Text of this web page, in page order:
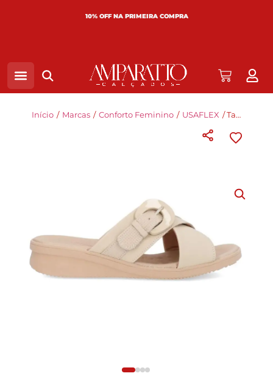
10% OFF NA PRIMEIRA COMPRA
Início / Marcas / Conforto Feminino / USAFLEX / Tamanco Usaflex em Couro Vanilla AE2036